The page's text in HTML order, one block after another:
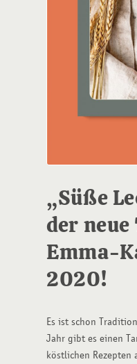
„Süße
der
Emma-
2020!
Es ist schon
Jahr gibt es einen
köstlichen Rezepten